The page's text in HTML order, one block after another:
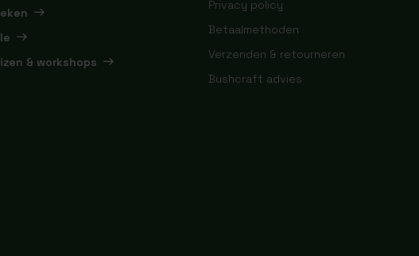
& workshops
Privacy policy
Betaalmethoden
Verzenden & retourneren
Bushcraft advies